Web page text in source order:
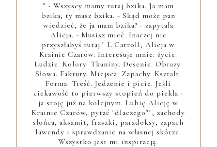
" - Wszyscy mamy tutaj bzika. Ja mam
bzika, ty masz bzika. - Skąd może pan
wiedzieć, że ja mam bzika? - zapytała
Alicja. - Musisz mieć. Inaczej nie
przyszłabyś tutaj." L.Carroll, Alicja w
Krainie Czarów. Interesuje mnie: życie.
Ludzie. Kolory. Tkaniny. Desenie. Obrazy.
Słowa. Faktury. Miejsca. Zapachy. Kształt.
Forma. Treść. Jedzenie i picie. Jeśli
ciekawość to pierwszy stopień do piekła -
ja stoję już na kolejnym. Lubię Alicję w
Krainie Czarów, pytać "dlaczego?", zachody
słońca, aksamit, fraszki, paradoksy, zapach
lawendy i sprawdzanie na własnej skórze.
Wszystko jest mi inspiracją.